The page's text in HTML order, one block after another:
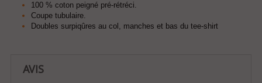
100 % coton peigné pré-rétréci.
Coupe tubulaire.
Doubles surpiqûres au col, manches et bas du tee-shirt
AVIS